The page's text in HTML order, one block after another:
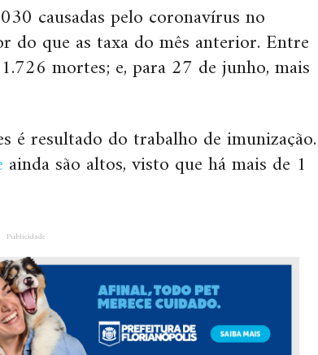
causadas pelo coronavírus no
do que as taxa do mês anterior. Entre
mortes; e, para 27 de junho, mais
é resultado do trabalho de imunização.
ainda são altos, visto que há mais de 1
Publicidade